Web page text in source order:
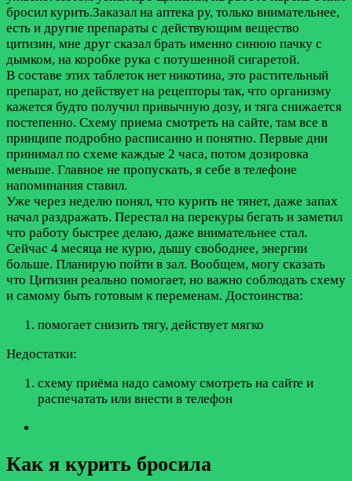
бросил курить.Заказал на аптека ру, только внимательнее,
есть и другие препараты с действующим вещество
цитизин, мне друг сказал брать именно синюю пачку с
дымком, на коробке рука с потушенной сигаретой.
В составе этих таблеток нет никотина, это растительный
препарат, но действует на рецепторы так, что организму
кажется будто получил привычную дозу, и тяга снижается
постепенно. Схему приема смотреть на сайте, там все в
принципе подробно расписанно и понятно. Первые дни
принимал по схеме каждые 2 часа, потом дозировка
меньше. Главное не пропускать, я себе в телефоне
напоминания ставил.
Уже через неделю понял, что курить не тянет, даже запах
начал раздражать. Перестал на перекуры бегать и заметил
что работу быстрее делаю, даже внимательнее стал.
Сейчас 4 месяца не курю, дышу свободнее, энергии
больше. Планирую пойти в зал. Вообщем, могу сказать
что Цитизин реально помогает, но важно соблюдать схему
и самому быть готовым к переменам. Достоинства:
помогает снизить тягу, действует мягко
Недостатки:
схему приёма надо самому смотреть на сайте и
распечатать или внести в телефон
Как я курить бросила